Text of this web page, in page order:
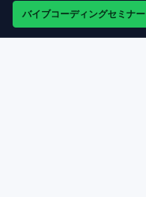
バイブコーディングセミナー